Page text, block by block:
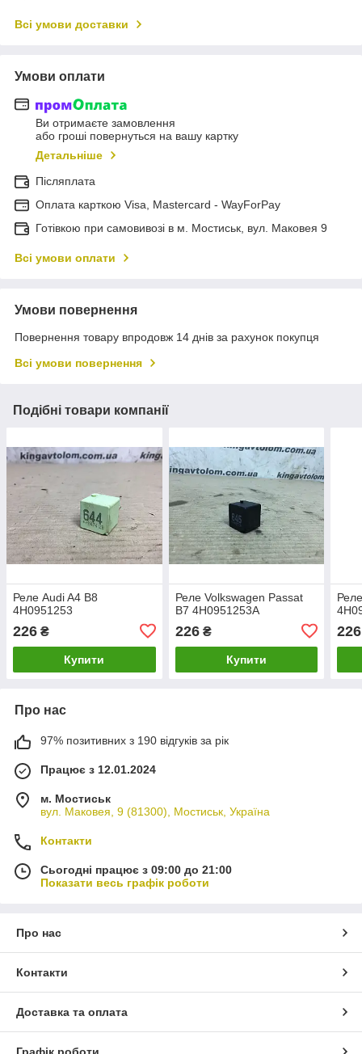
Всі умови доставки
Умови оплати
Ви отримаєте замовлення
або гроші повернуться на вашу картку
Детальніше
Післяплата
Оплата карткою Visa, Mastercard - WayForPay
Готівкою при самовивозі в м. Мостиськ, вул. Маковея 9
Всі умови оплати
Умови повернення
Повернення товару впродовж 14 днів за рахунок покупця
Всі умови повернення
Подібні товари компанії
Реле Audi A4 B8
4H0951253
226 ₴
Купити
Реле Volkswagen Passat
B7 4H0951253A
226₴
Купити
226
Про нас
97% позитивних з 190 відгуків за рік
Працює з 12.01.2024
м. Мостиськ
вул. Маковея, 9 (81300), Мостиськ, Україна
Контакти
Сьогодні працює з 09:00 до 21:00
Показати весь графік роботи
Про нас
Контакти
Доставка та оплата